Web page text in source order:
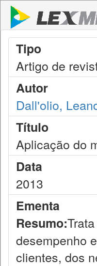
Tipo
Artigo de
Autor
Dall'olio,
Título
Aplicação do
Data
2013
Ementa
Resumo:
desempenho
clientes, dos